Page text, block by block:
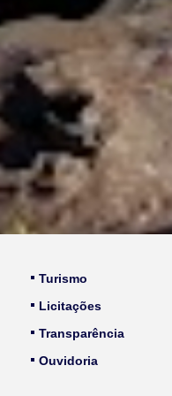
Turismo
Licitações
Transparência
Ouvidoria